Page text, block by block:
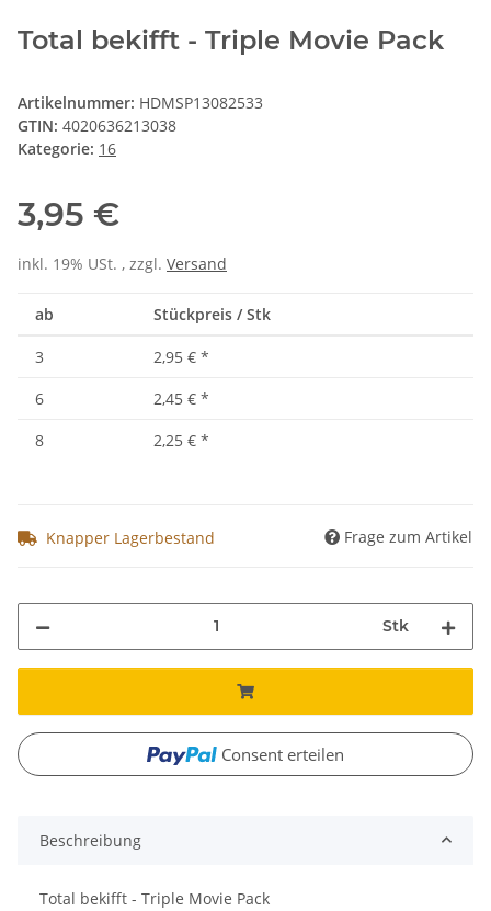
Total bekifft - Triple Movie Pack
Artikelnummer: HDMSP13082533
GTIN: 4020636213038
Kategorie: 16
3,95 €
inkl. 19% USt. , zzgl. Versand
ab Stückpreis / Stk
3 2,95 € *
6
2,45 € *
8
2,25 € *
Knapper Lagerbestand Frage zum Artikel
Stk
Consent erteilen
Beschreibung
Total bekifft - Triple Movie Pack